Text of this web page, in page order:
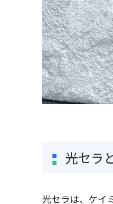
光セラ
光セラは、ケイ